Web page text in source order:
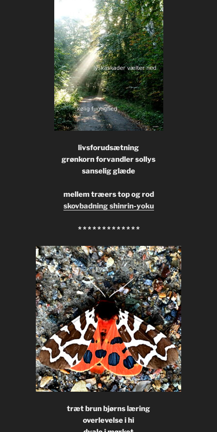
livsforudsætning
grønkorn forvandler sollys
sanselig glæde
mellem træers top og rod
skovbadning shinrin-yoku
* * * * * * * * * * * * *
træt brun bjørns læring
overlevelse i hi